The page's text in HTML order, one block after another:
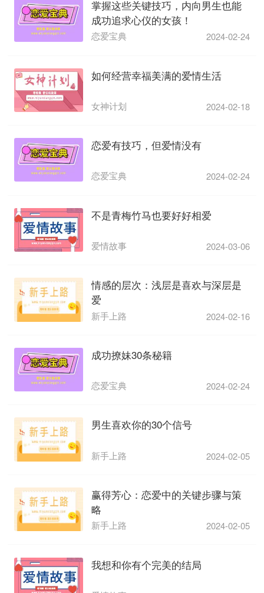
掌握这些关键技巧，内向男生也能
成功追求心仪的女孩！
恋爱宝典 2024-02-24
如何经营幸福美满的爱情生活
女神计划 2024-02-18
恋爱有技巧，但爱情没有
恋爱宝典 2024-02-24
不是青梅竹马也要好好相爱
爱情故事 2024-03-06
情感的层次：浅层是喜欢与深层是
爱
新手上路 2024-02-16
成功撩妹30条秘籍
恋爱宝典 2024-02-24
男生喜欢你的30个信号
新手上路 2024-02-05
赢得芳心：恋爱中的关键步骤与策
略
新手上路 2024-02-05
我想和你有个完美的结局